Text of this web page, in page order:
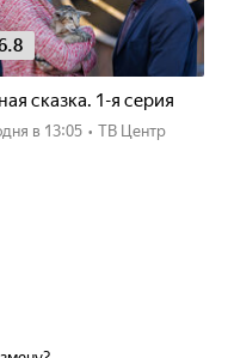
сказка. 1-я серия
в 13:05 • ТВ Центр